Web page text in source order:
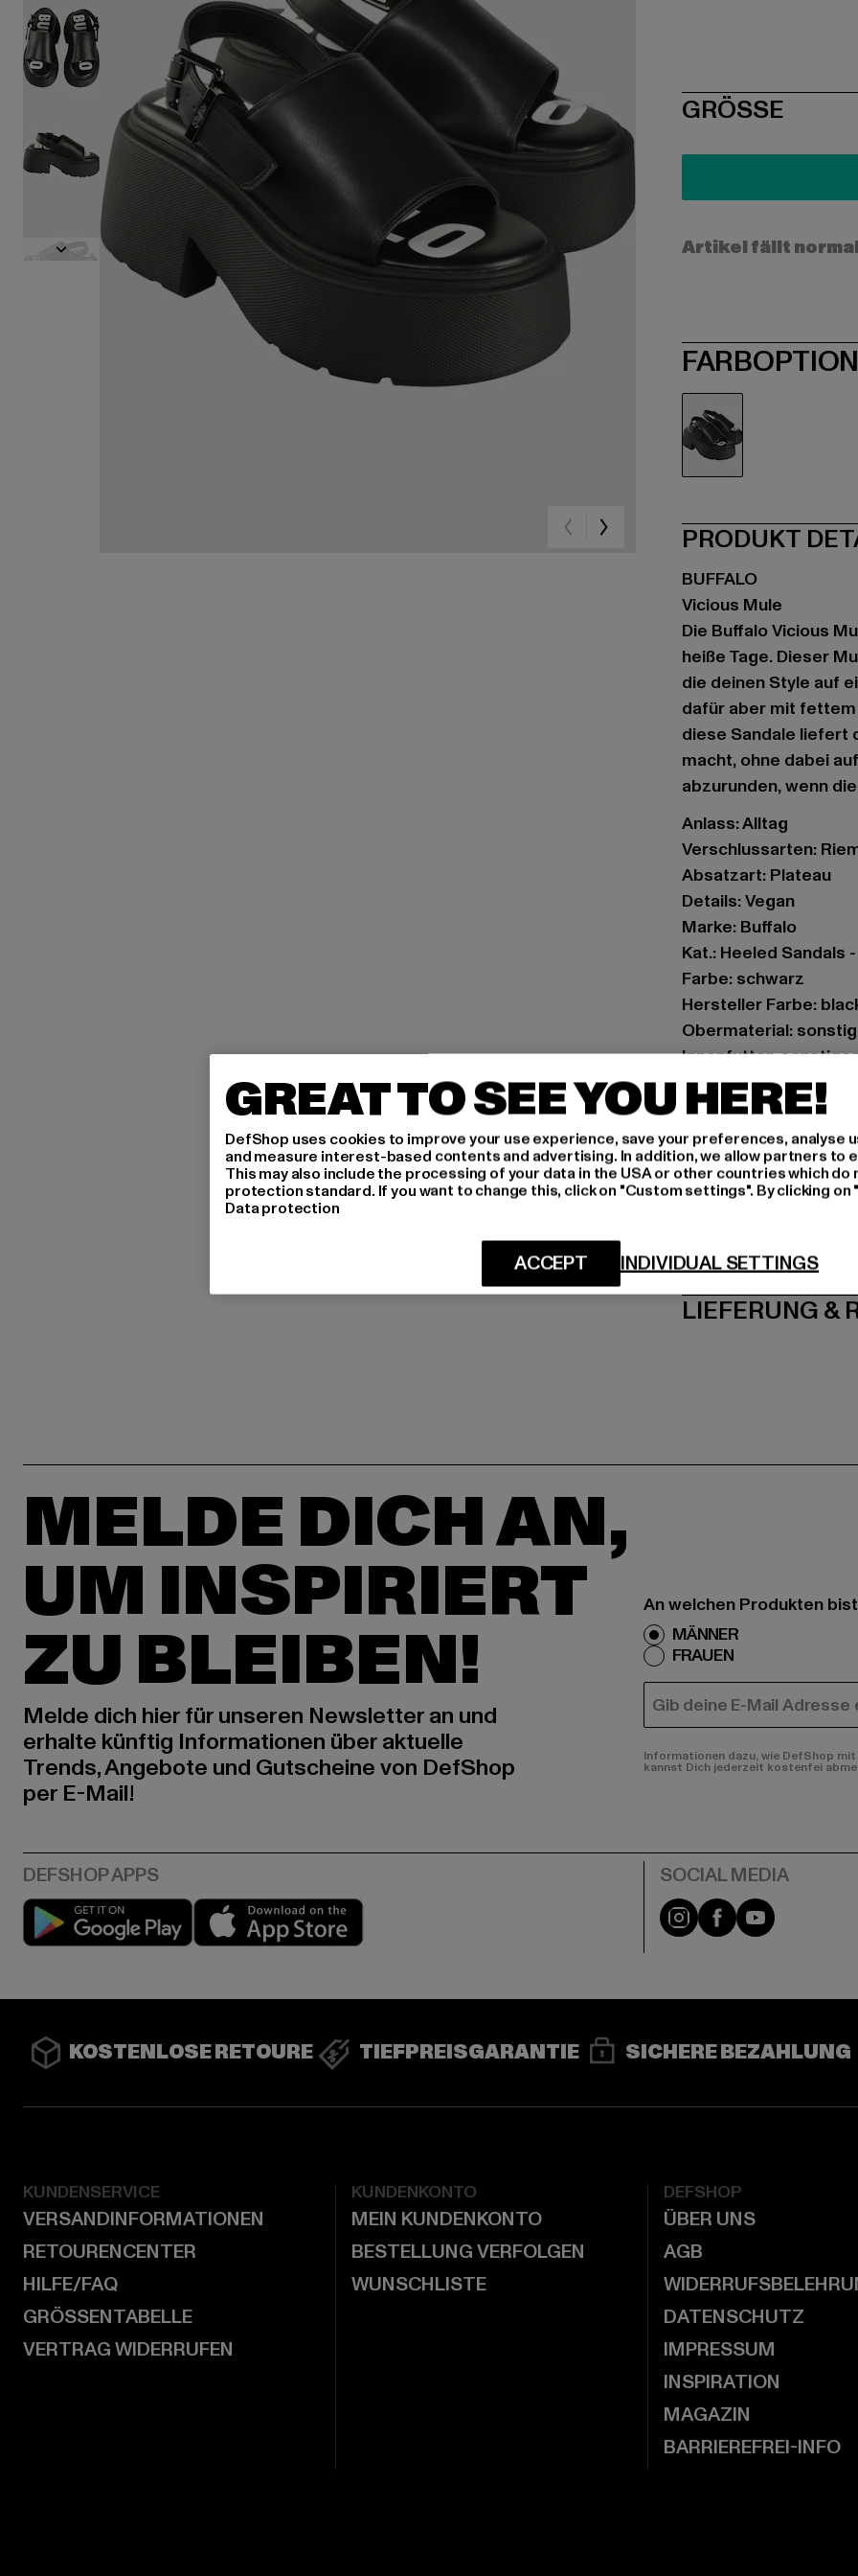
SIZE
GRÖSSE
Artikel fällt
PRODUKT
BUFFALO
Vicious Mule
Die Buffalo Vicious
heiße Tage. Dieser
die deinen Style auf
dafür aber mit
diese Sandale liefert
macht, ohne dabei
abzurunden, wenn
Anlass: Alltag
Verschlussarten:
Absatzart: Plateau
Details: Vegan
Marke: Buffalo
Kat.: Heeled Sandals
Farbe: schwarz
Hersteller Farbe:
Obermaterial:
Innenfutter:
Art.Nr: 1602265-00007
Hersteller: Buffalo
Schanzenstraße 41 |
LIEFERUNG &
MELDE DICH AN,
UM INSPIRIERT
ZU BLEIBEN!
Melde dich hier für unseren Newsletter an und
erhalte künftig Informationen über aktuelle
Trends, Angebote und Gutscheine von DefShop
per E-Mail!
An welchen Produkten
MÄNNER
FRAUEN
E-MAIL
Informationen dazu, wie DefShop
kannst Dich jederzeit kostenfei
Play market Instagram
FacebookYouTube
KOSTENLOSE RETOURE TIEFPREISGARANTIE SICHERE BEZAHLUNG
KUNDENSERVICE
VERSANDINFORMATIONEN
RETOURENCENTER
HILFE/FAQ
GRÖSSENTABELLE
VERTRAG WIDERRUFEN
KUNDENKONTO
MEIN KUNDENKONTO
BESTELLUNG VERFOLGEN
WUNSCHLISTE
DEFSHOP
ÜBER UNS
AGB
DATENSCHUTZ
IMPRESSUM
INSPIRATION
MAGAZIN
BARRIEREFREI-INFO
GREAT TO SEE YOU HERE!
DefShop uses cookies to improve your use experience, save your preferences, analyse
and measure interest-based contents and advertising. In addition, we allow partners to
This may also include the processing of your data in the USA or other countries which do
protection standard. If you want to change this, click on "Custom settings". By clicking
Data protection
INDIVIDUAL SETTINGS
ACCEPT